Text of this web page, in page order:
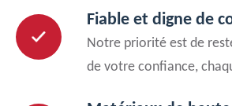
Fiable et digne de
Notre priorité est de
de votre confiance,